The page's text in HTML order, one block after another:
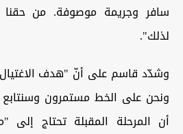
سافر وجريمة موصوفة. من حقنا
لذلك".
وشدّد قاسم على أنّ "هدف
ونحن على الخط مستمرون
أن المرحلة المقبلة تحتاج إلى